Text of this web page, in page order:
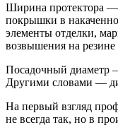
Ширина протектора —
покрышки в
элементы отделки,
возвышения на
Посадочный диаметр
Другими словами —
На первый взгляд
не всегда так, но в